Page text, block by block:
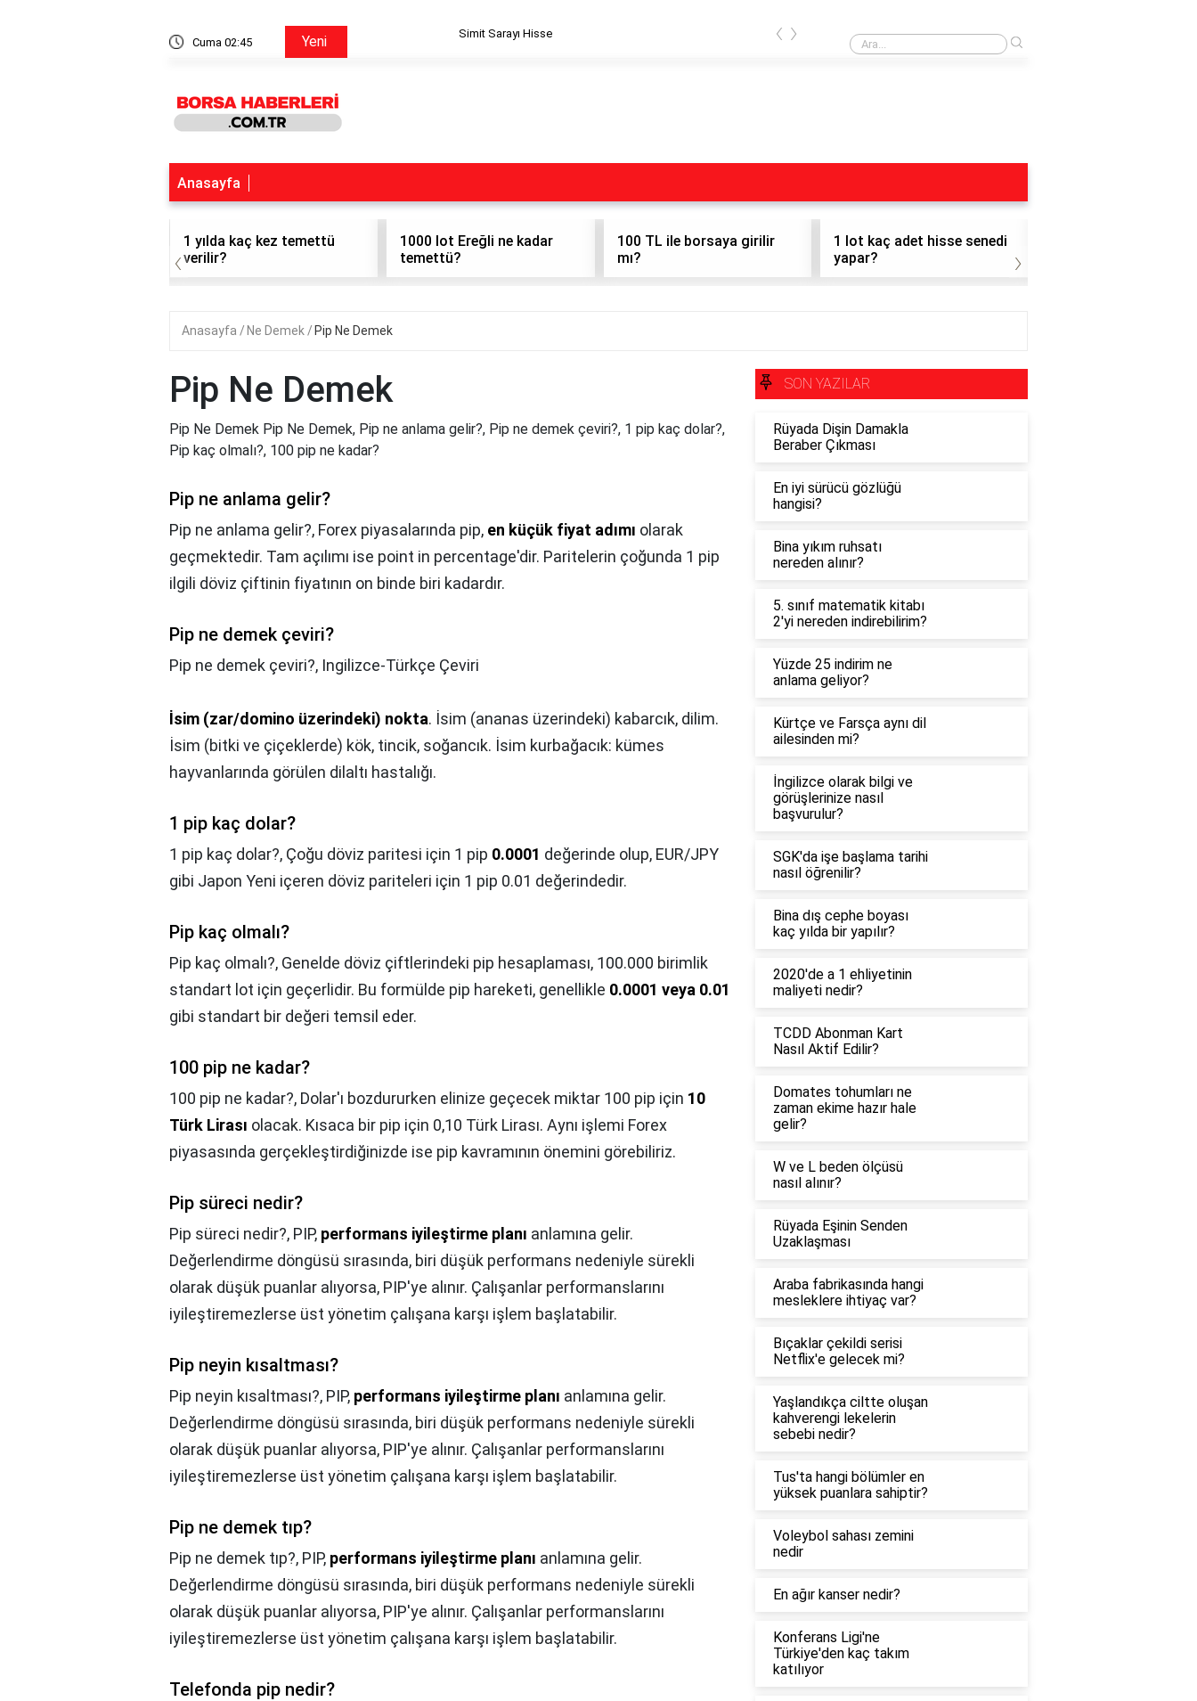
Cuma 02:45 Yeni Simit Sarayı Hisse Dohol Hisse
‹ ›
Anasayfa
1 yılda kaç kez temettü
verilir?
1000 lot Ereğli ne kadar
temettü?
100 TL ile borsaya girilir
mı?
1 lot kaç adet hisse senedi
yapar?
‹ ›
Anasayfa Ne Demek Pip Ne Demek
Pip Ne Demek
Pip Ne Demek Pip Ne Demek, Pip ne anlama gelir?, Pip ne demek çeviri?, 1 pip kaç dolar?,
Pip kaç olmalı?, 100 pip ne kadar?
Pip ne anlama gelir?
Pip ne anlama gelir?, Forex piyasalarında pip, en küçük fiyat adımı olarak
geçmektedir. Tam açılımı ise point in percentage'dir. Paritelerin çoğunda 1 pip
ilgili döviz çiftinin fiyatının on binde biri kadardır.
Pip ne demek çeviri?
Pip ne demek çeviri?, Ingilizce-Türkçe Çeviri
İsim (zar/domino üzerindeki) nokta. İsim (ananas üzerindeki) kabarcık, dilim.
İsim (bitki ve çiçeklerde) kök, tincik, soğancık. İsim kurbağacık: kümes
hayvanlarında görülen dilaltı hastalığı.
1 pip kaç dolar?
1 pip kaç dolar?, Çoğu döviz paritesi için 1 pip 0.0001 değerinde olup, EUR/JPY
gibi Japon Yeni içeren döviz pariteleri için 1 pip 0.01 değerindedir.
Pip kaç olmalı?
Pip kaç olmalı?, Genelde döviz çiftlerindeki pip hesaplaması, 100.000 birimlik
standart lot için geçerlidir. Bu formülde pip hareketi, genellikle 0.0001 veya 0.01
gibi standart bir değeri temsil eder.
100 pip ne kadar?
100 pip ne kadar?, Dolar'ı bozdururken elinize geçecek miktar 100 pip için 10
Türk Lirası olacak. Kısaca bir pip için 0,10 Türk Lirası. Aynı işlemi Forex
piyasasında gerçekleştirdiğinizde ise pip kavramının önemini görebiliriz.
Pip süreci nedir?
Pip süreci nedir?, PIP, performans iyileştirme planı anlamına gelir.
Değerlendirme döngüsü sırasında, biri düşük performans nedeniyle sürekli
olarak düşük puanlar alıyorsa, PIP'ye alınır. Çalışanlar performanslarını
iyileştiremezlerse üst yönetim çalışana karşı işlem başlatabilir.
Pip neyin kısaltması?
Pip neyin kısaltması?, PIP, performans iyileştirme planı anlamına gelir.
Değerlendirme döngüsü sırasında, biri düşük performans nedeniyle sürekli
olarak düşük puanlar alıyorsa, PIP'ye alınır. Çalışanlar performanslarını
iyileştiremezlerse üst yönetim çalışana karşı işlem başlatabilir.
Pip ne demek tıp?
Pip ne demek tıp?, PIP, performans iyileştirme planı anlamına gelir.
Değerlendirme döngüsü sırasında, biri düşük performans nedeniyle sürekli
olarak düşük puanlar alıyorsa, PIP'ye alınır. Çalışanlar performanslarını
iyileştiremezlerse üst yönetim çalışana karşı işlem başlatabilir.
Telefonda pip nedir?
SON YAZILAR
Rüyada Dişin Damakla
Beraber Çıkması
En iyi sürücü gözlüğü
hangisi?
Bina yıkım ruhsatı
nereden alınır?
5. sınıf matematik kitabı
2'yi nereden indirebilirim?
Yüzde 25 indirim ne
anlama geliyor?
Kürtçe ve Farsça aynı dil
ailesinden mi?
İngilizce olarak bilgi ve
görüşlerinize nasıl
başvurulur?
SGK'da işe başlama tarihi
nasıl öğrenilir?
Bina dış cephe boyası
kaç yılda bir yapılır?
2020'de a 1 ehliyetinin
maliyeti nedir?
TCDD Abonman Kart
Nasıl Aktif Edilir?
Domates tohumları ne
zaman ekime hazır hale
gelir?
W ve L beden ölçüsü
nasıl alınır?
Rüyada Eşinin Senden
Uzaklaşması
Araba fabrikasında hangi
mesleklere ihtiyaç var?
Bıçaklar çekildi serisi
Netflix'e gelecek mi?
Yaşlandıkça ciltte oluşan
kahverengi lekelerin
sebebi nedir?
Tus'ta hangi bölümler en
yüksek puanlara sahiptir?
Voleybol sahası zemini
nedir
En ağır kanser nedir?
Konferans Ligi'ne
Türkiye'den kaç takım
katılıyor